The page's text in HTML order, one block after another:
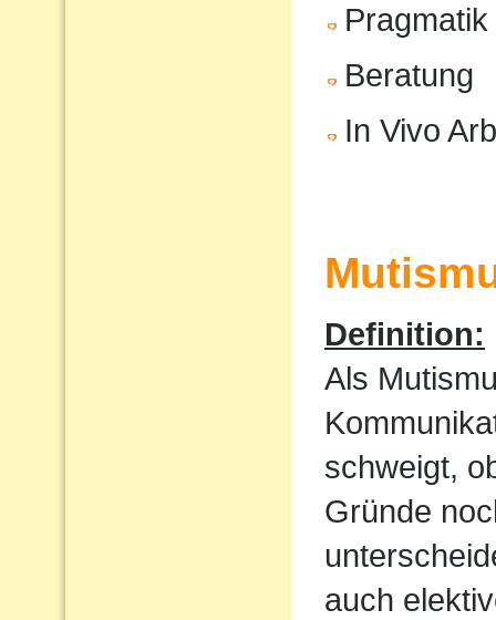
Pragmatik
Beratung
In Vivo
Definition:
Als
schweigt,
Gründe
auch